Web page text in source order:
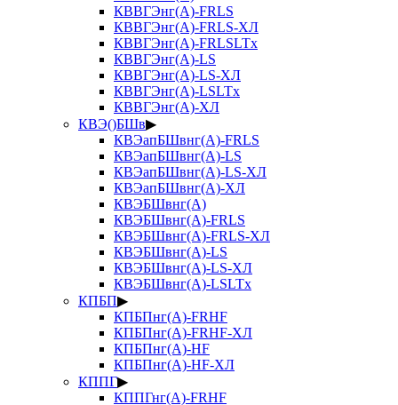
КВВГЭнг(А)-FRLS
КВВГЭнг(А)-FRLS-ХЛ
КВВГЭнг(А)-FRLSLTx
КВВГЭнг(А)-LS
КВВГЭнг(А)-LS-ХЛ
КВВГЭнг(А)-LSLTx
КВВГЭнг(А)-ХЛ
КВЭ()БШв▶
КВЭапБШвнг(А)-FRLS
КВЭапБШвнг(А)-LS
КВЭапБШвнг(А)-LS-ХЛ
КВЭапБШвнг(А)-ХЛ
КВЭБШвнг(А)
КВЭБШвнг(А)-FRLS
КВЭБШвнг(А)-FRLS-ХЛ
КВЭБШвнг(А)-LS
КВЭБШвнг(А)-LS-ХЛ
КВЭБШвнг(А)-LSLTx
КПБП▶
КПБПнг(А)-FRHF
КПБПнг(А)-FRHF-ХЛ
КПБПнг(А)-HF
КПБПнг(А)-HF-ХЛ
КППГ▶
КППГнг(А)-FRHF